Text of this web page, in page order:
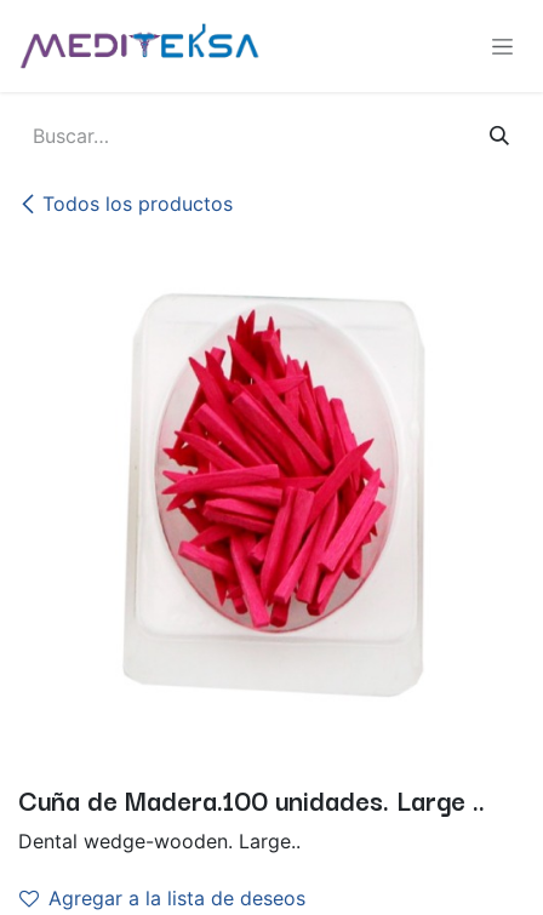
Todos los productos
Cuña de Madera.100 unidades. Large ..
Dental wedge-wooden. Large..
Agregar a la lista de deseos